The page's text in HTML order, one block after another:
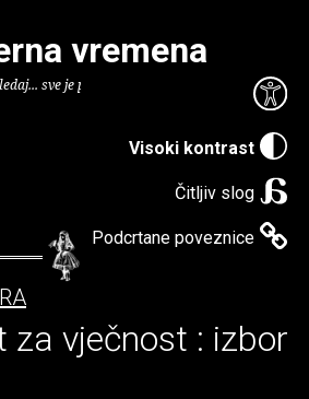
Visoki kontrast
Čitljiv slog
Podcrtane poveznice
vremena
sve je puno knjiga.
za vječnost : izbor